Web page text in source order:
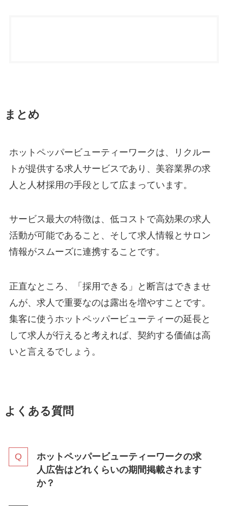
まとめ
ホットペッパービューティーワークは、リクルー
トが提供する求人サービスであり、美容業界の求
人と人材採用の手段として広まっています。
サービス最大の特徴は、低コストで高効果の求人
活動が可能であること、そして求人情報とサロン
情報がスムーズに連携することです。
正直なところ、「採用できる」と断言はできませ
んが、求人で重要なのは露出を増やすことです。
集客に使うホットペッパービューティーの延長と
して求人が行えると考えれば、契約する価値は高
いと言えるでしょう。
よくある質問
ホットペッパービューティーワークの求
人広告はどれくらいの期間掲載されます
か？